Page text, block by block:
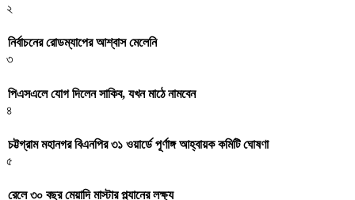
২
নির্বাচনের রোডম্যাপের আশ্বাস মেলেনি
৩
পিএসএলে যোগ দিলেন সাকিব, যখন মাঠে নামবেন
৪
চট্টগ্রাম মহানগর বিএনপির ৩১ ওয়ার্ডে পূর্ণাঙ্গ আহ্বায়ক কমিটি ঘোষণা
৫
রেলে ৩০ বছর মেয়াদি মাস্টার প্ল্যানের লক্ষ্য